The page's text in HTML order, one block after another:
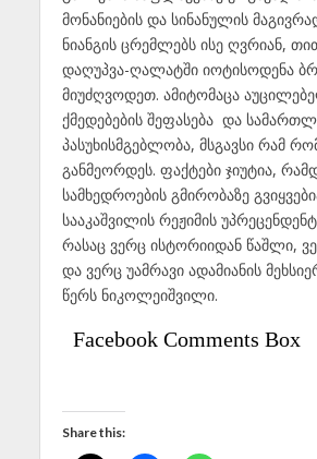
მონანიების და სინანულის
ნიანგის ცრემლებს ისე ღვრიან,
დაღუპვა-ღალატში იოტისოდენა
მიუძღვოდეთ. ამიტომაცა
ქმედებების შეფასება და
პასუხისმგებლობა, მსგავსი რამ
განმეორდეს. ფაქტები ჯიუტია,
სამხედროების გმირობაზე
სააკაშვილის რეჟიმის
რასაც ვერც ისტორიიდან წაშლი,
და ვერც უამრავი ადამიანის
წერს ნიკოლეიშვილი.
Facebook Comments Box
Share this: